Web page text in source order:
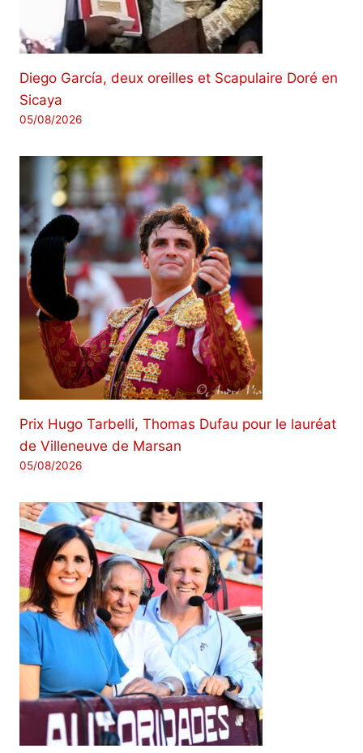
Diego García, deux oreilles et Scapulaire Doré en
Sicaya
05/08/2026
Prix ​​Hugo Tarbelli, Thomas Dufau pour le lauréat
de Villeneuve de Marsan
05/08/2026